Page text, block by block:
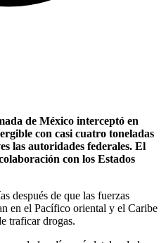
de México interceptó en
con casi cuatro toneladas
las autoridades federales. El
con los Estados
después de que las fuerzas
en el Pacífico oriental y el Caribe
traficar drogas.